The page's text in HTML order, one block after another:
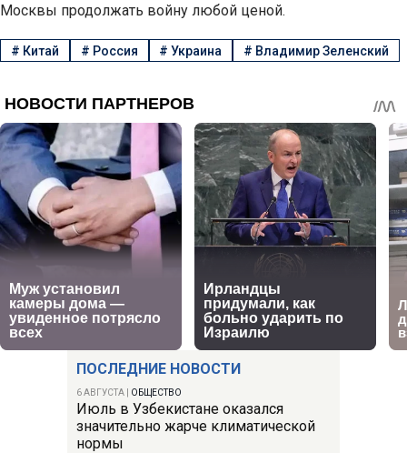
ПОСЛЕДНИЕ НОВОСТИ
6 АВГУСТА ОБЩЕСТВО
Июль в Узбекистане оказался
значительно жарче климатической
нормы
Москвы продолжать войну любой ценой.
# Китай # Россия #Украина # Владимир Зеленский